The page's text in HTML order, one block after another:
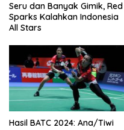
Seru dan Banyak Gimik, Red
Sparks Kalahkan Indonesia
All Stars
Hasil BATC 2024: Ana/Tiwi